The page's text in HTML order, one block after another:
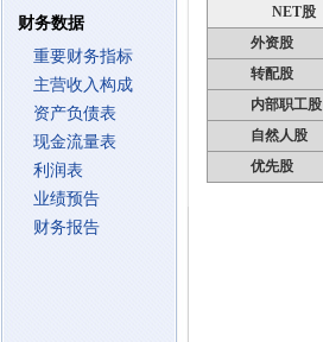
财务数据
重要财务指标
主营收入构成
资产负债表
现金流量表
利润表
业绩预告
财务报告
NET股
外资股
转配股
内部职工股
自然人股
优先股